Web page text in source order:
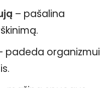
– pašalina
padeda organizmui